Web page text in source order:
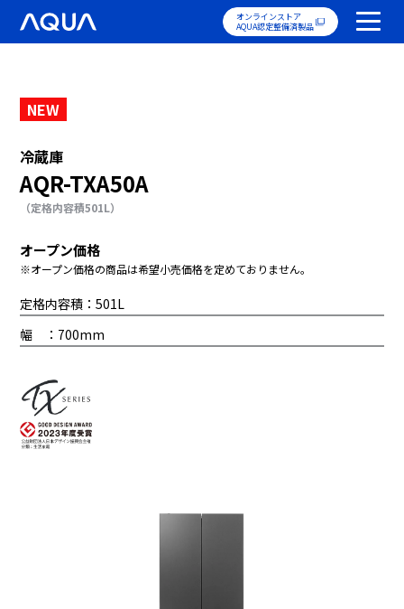
オンラインストア
AQUA認定整備済製品
NEW
冷蔵庫
AQR-TXA50A
（定格内容積501L）
オープン価格
※オープン価格の商品は希望小売価格を定めておりません。
定格内容積：501L
幅 ：700mm